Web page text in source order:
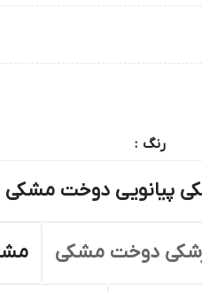
رنگ
پیانویی دوخت مشکی
دوخت مشکی